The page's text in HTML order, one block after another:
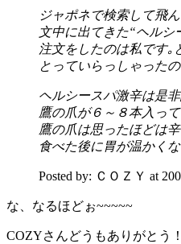
ジャポネで検索して飛
文中に出てきた“ヘルシ
注文をしたのは私です｡
とっていらっしゃった
ヘルシースパ激辛は是
鷹の爪が６～８本入っ
鷹の爪は思ったほどは
食べた後に胃が温かく
Posted by: ＣＯＺＹ at
な、なるほどぉ~~~~~
COZYさんどうもありがとう